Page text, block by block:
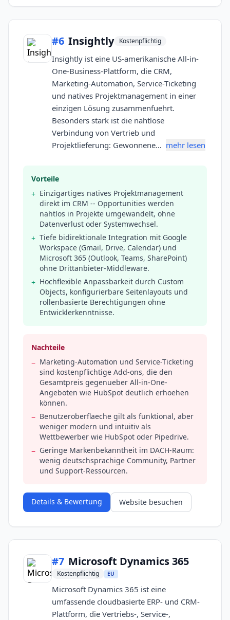
#6 Insightly Kostenpflichtig
Insightly ist eine US-amerikanische All-in-
One-Business-Plattform, die CRM,
Marketing-Automation, Service-Ticketing
und natives Projektmanagement in einer
einzigen Lösung zusammenfuehrt.
Besonders stark ist die nahtlose
Verbindung von Vertrieb und
Projektlieferung: Gewonnene… mehr lesen
Vorteile
+ Einzigartiges natives Projektmanagement
direkt im CRM -- Opportunities werden
nahtlos in Projekte umgewandelt, ohne
Datenverlust oder Systemwechsel.
+ Tiefe bidirektionale Integration mit Google
Workspace (Gmail, Drive, Calendar) und
Microsoft 365 (Outlook, Teams, SharePoint)
ohne Drittanbieter-Middleware.
+ Hochflexible Anpassbarkeit durch Custom
Objects, konfigurierbare Seitenlayouts und
rollenbasierte Berechtigungen ohne
Entwicklerkenntnisse.
Nachteile
− Marketing-Automation und Service-Ticketing
sind kostenpflichtige Add-ons, die den
Gesamtpreis gegenueber All-in-One-
Angeboten wie HubSpot deutlich erhoehen
können.
− Benutzeroberflaeche gilt als funktional, aber
weniger modern und intuitiv als
Wettbewerber wie HubSpot oder Pipedrive.
− Geringe Markenbekanntheit im DACH-Raum:
wenig deutschsprachige Community, Partner
und Support-Ressourcen.
Details & Bewertung Website besuchen
#7 Microsoft Dynamics 365
Kostenpflichtig EU
Microsoft Dynamics 365 ist eine
umfassende cloudbasierte ERP- und CRM-
Plattform, die Vertriebs-, Service-,